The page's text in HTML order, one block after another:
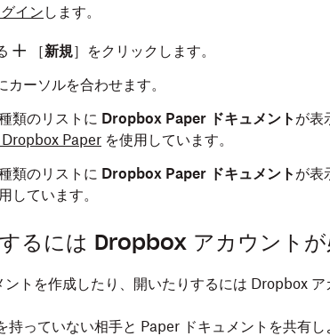
イン します。
［新規］をクリックします。
カーソルを合わせます。
類のリストに Dropbox Paper ドキュメント が表
Dropbox Paper を使用しています。
類のリストに Dropbox Paper ドキュメント が表
しています。
るには Dropbox アカウントが
トを作成したり、開いたりするには Dropbox ア
持っていない相手と Paper ドキュメントを共有